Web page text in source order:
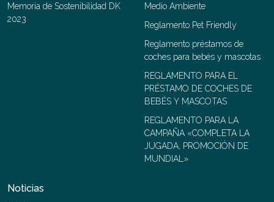
Memoria de Sostenibilidad DK
2023
Medio Ambiente
Reglamento Pet Friendly
Reglamento préstamos de
coches para bebés y mascotas
REGLAMENTO PARA EL
PRÉSTAMO DE COCHES DE
BEBÉS Y MASCOTAS
REGLAMENTO PARA LA
CAMPAÑA «COMPLETA LA
JUGADA, PROMOCIÓN DE
MUNDIAL»
Noticias